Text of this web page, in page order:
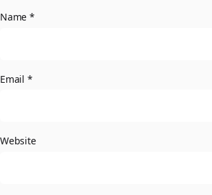
Name*
Email *
Website